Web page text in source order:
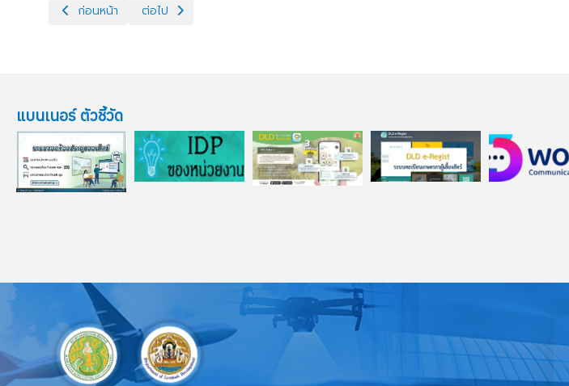
เนื้อหาก่อนหน้า: ปศุสัตว์เขต 9 ประชุมคณะทำงานด้านข้อมูลและสารสนเทศเพื่อการส่งเสริมและพัฒนา ด้านปศุ
ก่อนหน้า เนื้อหาถัดไป: ปศุสัตว์เขต 9 เข้าร่วมงาน “วันถ่ายทอดเทคโนโลยี (Field Day) การผลิตแล
ต่อไป
แบนเนอร์ ตัวชี้วัด